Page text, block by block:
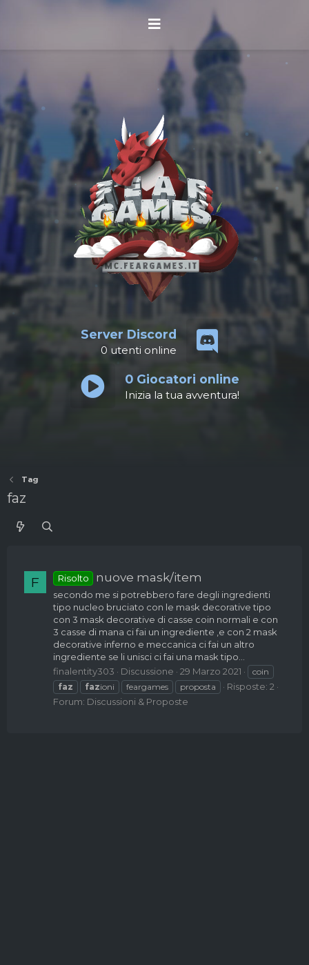
Server Discord
0 utenti online
0Giocatori online
Inizia la tua avventura!
Tag
faz
F Risolto nuove mask/item
secondo me si potrebbero fare degli ingredienti
tipo nucleo bruciato con le mask decorative tipo
con 3 mask decorative di casse coin normali e con
3 casse di mana ci fai un ingrediente ,e con 2 mask
decorative inferno e meccanica ci fai un altro
ingrediente se li unisci ci fai una mask tipo...
finalentity303
Discussione 29 Marzo 2021
coin
faz
fazioni feargames proposta
Risposte: 2
Forum: Discussioni & Proposte